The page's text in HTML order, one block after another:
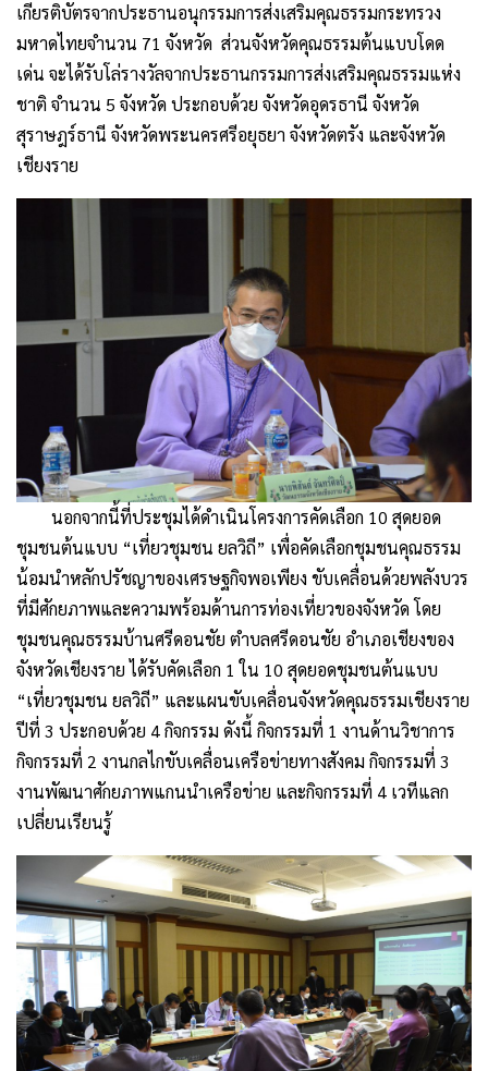
เกียรติบัตรจากประธานอนุกรรมการส่งเสริมคุณธรรมกระทรวง
มหาดไทยจำนวน 71 จังหวัด ส่วนจังหวัดคุณธรรมต้นแบบโดด
เด่น จะได้รับโล่รางวัลจากประธานกรรมการส่งเสริมคุณธรรมแห่ง
ชาติ จำนวน 5 จังหวัด ประกอบด้วย จังหวัดอุดรธานี จังหวัด
สุราษฎร์ธานี จังหวัดพระนครศรีอยุธยา จังหวัดตรัง และจังหวัด
เชียงราย
นอกจากนี้ที่ประชุมได้ดำเนินโครงการคัดเลือก 10 สุดยอด
ชุมชนต้นแบบ “เที่ยวชุมชน ยลวิถี” เพื่อคัดเลือกชุมชนคุณธรรม
น้อมนำหลักปรัชญาของเศรษฐกิจพอเพียง ขับเคลื่อนด้วยพลังบวร
ที่มีศักยภาพและความพร้อมด้านการท่องเที่ยวของจังหวัด โดย
ชุมชนคุณธรรมบ้านศรีดอนชัย ตำบลศรีดอนชัย อำเภอเชียงของ
จังหวัดเชียงราย ได้รับคัดเลือก 1 ใน 10 สุดยอดชุมชนต้นแบบ
“เที่ยวชุมชน ยลวิถี” และแผนขับเคลื่อนจังหวัดคุณธรรมเชียงราย
ปีที่ 3 ประกอบด้วย 4 กิจกรรม ดังนี้ กิจกรรมที่ 1 งานด้านวิชาการ
กิจกรรมที่ 2 งานกลไกขับเคลื่อนเครือข่ายทางสังคม กิจกรรมที่ 3
งานพัฒนาศักยภาพแกนนำเครือข่าย และกิจกรรมที่ 4 เวทีแลก
เปลี่ยนเรียนรู้